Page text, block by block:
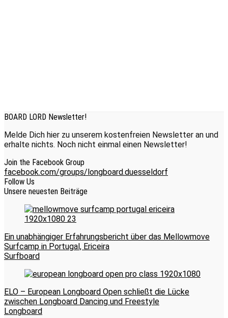
BOARD LORD Newsletter!
Melde Dich hier zu unserem kostenfreien Newsletter an und
erhalte nichts. Noch nicht einmal einen Newsletter!
Join the Facebook Group
facebook.com/groups/longboard.duesseldorf
Follow Us
Unsere neuesten Beiträge
Ein unabhängiger Erfahrungsbericht über das Mellowmove
Surfcamp in Portugal, Ericeira
Surfboard
ELO – European Longboard Open schließt die Lücke
zwischen Longboard Dancing und Freestyle
Longboard